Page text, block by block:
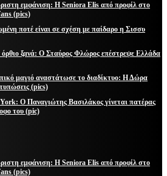
εμφάνιση: Η Seniora Elis από προφίλ στο
(pics)
ποτέ είναι σε σχέση με παίδαρο η Σισσυ
όρθιο ξανά: Ο Σταύρος Φλώρος επέστρεψε Ελλάδα
μαγιό αναστάτωσε το διαδίκτυο: Η Δώρα
(pics)
Ο Παναγιώτης Βασιλάκος γίνεται πατέρας
του (pic)
εμφάνιση: Η Seniora Elis από προφίλ στο
(pics)